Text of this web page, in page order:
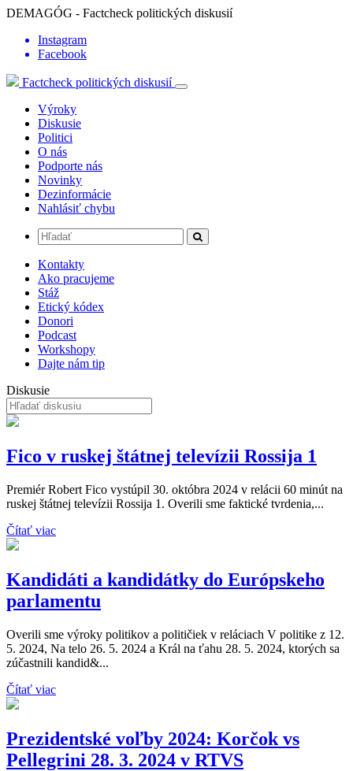
DEMAGÓG - Factcheck politických diskusií
Instagram
Facebook
Factcheck politických diskusií
Výroky
Diskusie
Politici
O nás
Podporte nás
Novinky
Dezinformácie
Nahlásiť chybu
Kontakty
Ako pracujeme
Stáž
Etický kódex
Donori
Podcast
Workshopy
Dajte nám tip
Diskusie
Fico v ruskej štátnej televízii Rossija 1
Premiér Robert Fico vystúpil 30. októbra 2024 v relácii 60 minút na
ruskej štátnej televízii Rossija 1. Overili sme faktické tvrdenia,...
Čítať viac
Kandidáti a kandidátky do Európskeho
parlamentu
Overili sme výroky politikov a političiek v reláciach V politike z 12.
5. 2024, Na telo 26. 5. 2024 a Král na ťahu 28. 5. 2024, ktorých sa
zúčastnili kandid&...
Čítať viac
Prezidentské voľby 2024: Korčok vs
Pellegrini 28. 3. 2024 v RTVS